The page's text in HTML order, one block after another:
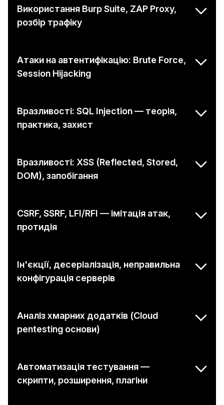
Використання Burp Suite, ZAP Proxy,
розбір трафіку
Атаки на автентифікацію: Brute Force,
Session Hijacking
Вразливості: SQL Injection — теорія,
практика, захист
Вразливості: XSS (Reflected, Stored,
DOM), запобігання
CSRF, SSRF, LFI/RFI — імітація атак,
протидія
Ін'єкції, десеріалізація, неправильна
конфігурація серверів
Аналіз хмарних додатків (Cloud
pentesting основи)
Автоматизація тестування —
скрипти, розширення, плагіни